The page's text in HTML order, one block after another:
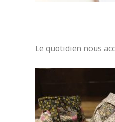
Le quotidien nous